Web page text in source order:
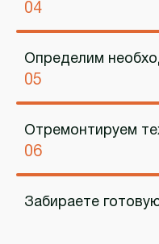
04
Определим
05
Отремонтируем
06
Забираете